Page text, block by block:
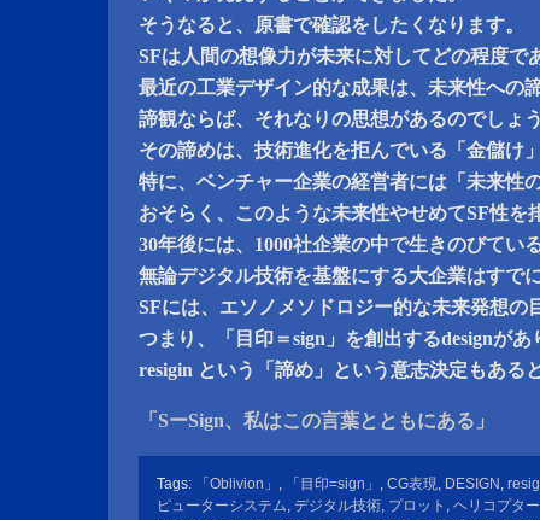
そうなると、原書で確認をしたくなります。
SFは人間の想像力が未来に対してどの程度で
最近の工業デザイン的な成果は、未来性への
諦観ならば、それなりの思想があるのでしょ
その諦めは、技術進化を拒んでいる「金儲け
特に、ベンチャー企業の経営者には「未来性
おそらく、このような未来性やせめてSF性を
30年後には、1000社企業の中で生きのびてい
無論デジタル技術を基盤にする大企業はすで
SFには、エソノメソドロジー的な未来発想の
つまり、「目印＝sign」を創出するdesignがあ
resigin という「諦め」という意志決定もある
「SーSign、私はこの言葉とともにある」
Tags: 「Oblivion」 , 「目印=sign」 , CG表現, DESIGN ,
ピューターシステム, デジタル技術, プロット , ヘリコプター